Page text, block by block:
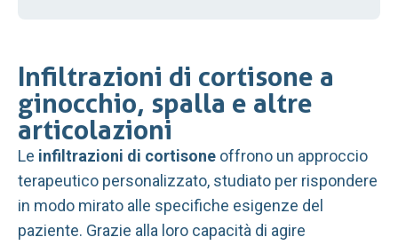
Infiltrazioni di cortisone a
ginocchio, spalla e altre
articolazioni
Le infiltrazioni di cortisone offrono un approccio
terapeutico personalizzato, studiato per rispondere
in modo mirato alle specifiche esigenze del
paziente. Grazie alla loro capacità di agire